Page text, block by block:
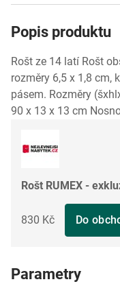
Popis produktu
Rošt ze 14 latí Rošt
rozměry 6,5 x 1,8 cm,
pásem. Rozměry
90 x 13 x 13 cm
Rošt RUMEX -
830 Kč Do
Parametry